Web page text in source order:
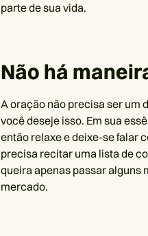
parte de sua vida.
Não há
A oração não precisa ser um
você deseje isso. Em sua
então relaxe e deixe-se falar
precisa recitar uma lista de
queira apenas passar alguns
mercado.